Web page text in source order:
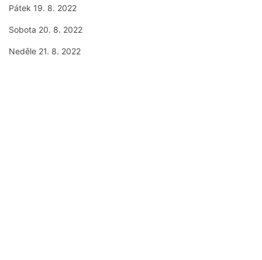
Pátek 19. 8. 2022
Sobota 20. 8. 2022
Neděle 21. 8. 2022